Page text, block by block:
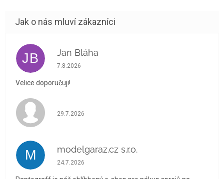
JB Jan Bláha
Hodnocení obchodu je 5 z 5 hvězdiček.
7.8.2026
Velice doporučuji!
Hodnocení obchodu je 5 z 5 hvězdiček.
29.7.2026
M modelgaraz.cz s.r.o.
Hodnocení obchodu je 5 z 5 hvězdiček.
24.7.2026